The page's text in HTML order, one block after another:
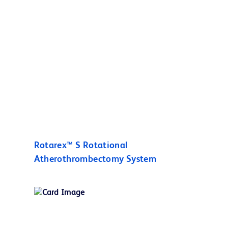
Rotarex™ S Rotational
Atherothrombectomy System